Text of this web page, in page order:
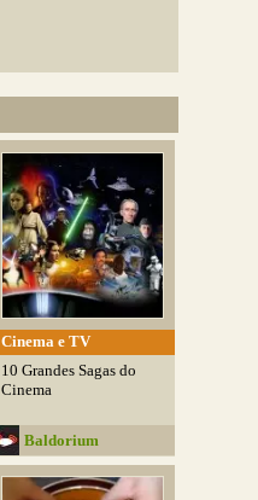
Cinema e TV
10 Grandes Sagas do
Cinema
Baldorium